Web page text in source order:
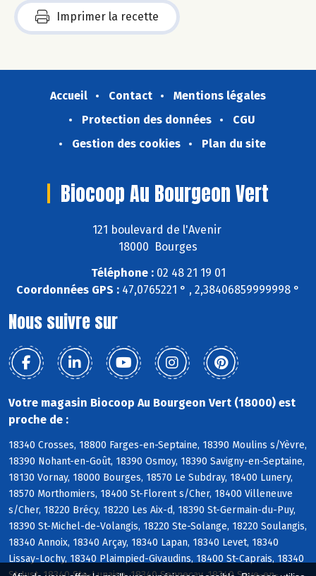
Imprimer la recette
Accueil Contact
Mentions légales
Protection des données
CGU
Gestion des cookies
Plan du site
Biocoop Au Bourgeon Vert
121 boulevard de l'Avenir
18000 Bourges
Téléphone :02 48 21 19 01
Coordonnées GPS : 47,0765221 ° , 2,38406859999998 °
Nous suivre sur
Votre magasin Biocoop Au Bourgeon Vert (18000) est
proche de :
18340 Crosses, 18800 Farges-en-Septaine, 18390 Moulins s/Yèvre,
18390 Nohant-en-Goût, 18390 Osmoy, 18390 Savigny-en-Septaine,
18130 Vornay, 18000 Bourges, 18570 Le Subdray, 18400 Lunery,
18570 Morthomiers, 18400 St-Florent s/Cher, 18400 Villeneuve
s/Cher, 18220 Brécy, 18220 Les Aix-d, 18390 St-Germain-du-Puy,
18390 St-Michel-de-Volangis, 18220 Ste-Solange, 18220 Soulangis,
18340 Annoix, 18340 Arçay, 18340 Lapan, 18340 Levet, 18340
Lissay-Lochy, 18340 Plaimpied-Givaudins, 18400 St-Caprais, 18340